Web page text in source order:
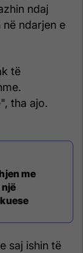
ndaj
ndarjen e
të
tha ajo.
me
saj ishin të